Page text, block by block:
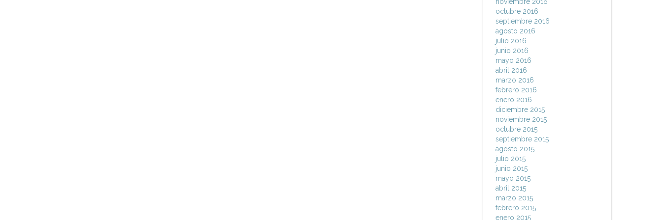
octubre 2016
septiembre 2016
agosto 2016
julio 2016
junio 2016
mayo 2016
abril 2016
marzo 2016
febrero 2016
enero 2016
diciembre 2015
noviembre 2015
octubre 2015
septiembre 2015
agosto 2015
julio 2015
junio 2015
mayo 2015
abril 2015
marzo 2015
febrero 2015
enero 2015